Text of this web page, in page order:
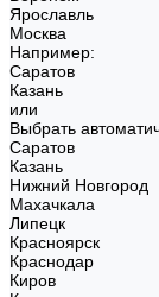
Ярославль
Москва
Например:
Саратов
Казань
или
Выбрать
Саратов
Казань
Нижний Новгород
Махачкала
Липецк
Красноярск
Краснодар
Киров